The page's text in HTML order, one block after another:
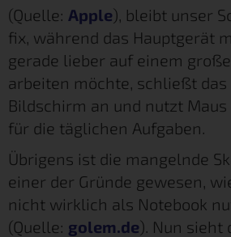
(Quelle: Apple), bleibt unser
fix, während das Hauptgerät
gerade lieber auf einem
arbeiten möchte, schließt das
Bildschirm an und nutzt
für die täglichen Aufgaben.
Übrigens ist die mangelnde
einer der Gründe gewesen,
nicht wirklich als Notebook
(Quelle: golem.de). Nun sieht